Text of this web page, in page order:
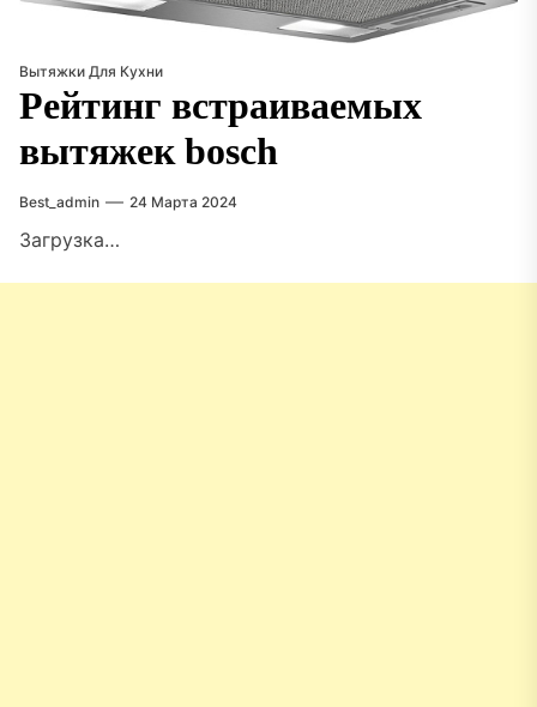
Вытяжки Для Кухни
Рейтинг встраиваемых
вытяжек bosch
Best_admin 24 Марта 2024
Загрузка…